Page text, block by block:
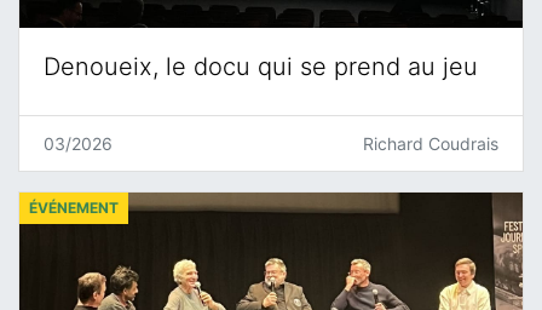
Denoueix, le docu qui se prend au jeu
03/2026 Richard Coudrais
ÉVÉNEMENT